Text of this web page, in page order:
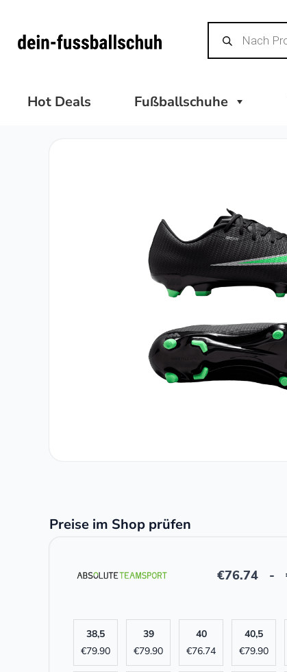
Inhalt
Products
search
Hot Deals Fußballschuhe
Preise im Shop prüfen
€76.74 -
38,5
€79.90
39
€79.90
40
€76.74
40,5
€79.90